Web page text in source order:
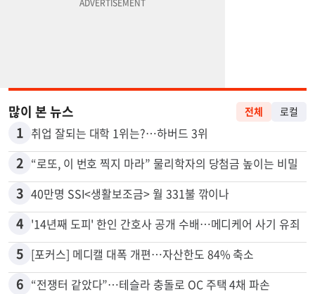
많이 본 뉴스 전체 로컬
1 취업 잘되는 대학 1위는?…하버드 3위
2 “로또, 이 번호 찍지 마라” 물리학자의 당첨금 높이는 비밀
3 40만명 SSI<생활보조금> 월 331불 깎이나
4 '14년째 도피' 한인 간호사 공개 수배…메디케어 사기 유죄
5 [포커스] 메디캘 대폭 개편…자산한도 84% 축소
6 “전쟁터 같았다”…테슬라 충돌로 OC 주택 4채 파손